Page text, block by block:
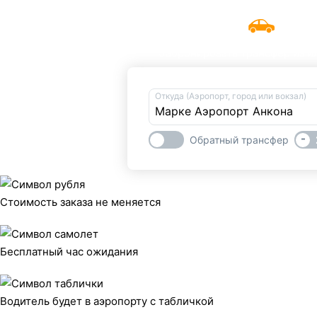
Откуда (Аэропорт, город или вокзал)
Обратный трансфер -
Стоимость заказа не меняется
Бесплатный час ожидания
Водитель будет в аэропорту с табличкой